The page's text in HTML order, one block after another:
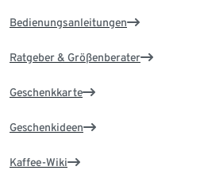
Bedienungsanleitungen
Ratgeber & Größenberater
Geschenkkarte
Geschenkideen
Kaffee-Wiki